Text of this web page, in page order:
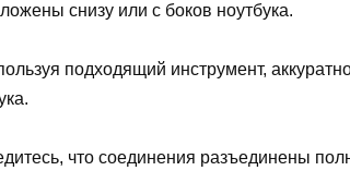
снизу или с боков ноутбука.
подходящий инструмент,
что соединения разъединены